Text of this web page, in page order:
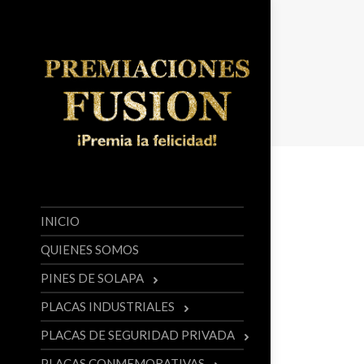
INICIO
QUIENES SOMOS
PINES DE SOLAPA
PLACAS INDUSTRIALES
PLACAS DE SEGURIDAD PRIVADA